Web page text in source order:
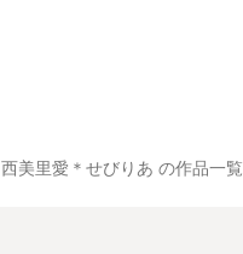
西美里愛＊せびりあ の作品一覧